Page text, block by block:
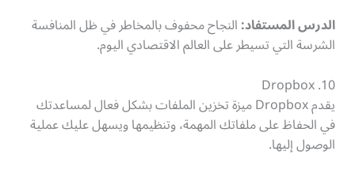
الدرس المستفاد:النجاح محفوف بالمخاطر في ظل المنافسة
الشرسة التي تسيطر على العالم الاقتصادي اليوم.
Dropbox .10
يقدم Dropbox ميزة تخزين الملفات بشكل فعال لمساعدتك
في الحفاظ على ملفاتك المهمة، وتنظيمها ويسهل عليك عملية
الوصول إليها.